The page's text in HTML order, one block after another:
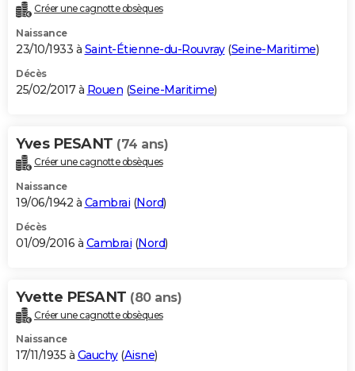
Créer une cagnotte obsèques
Naissance
23/10/1933 à Saint-Étienne-du-Rouvray(Seine-Maritime)
Décès
25/02/2017 à Rouen (Seine-Maritime)
Yves PESANT (74 ans)
Créer une cagnotte obsèques
Naissance
19/06/1942 à Cambrai (Nord)
Décès
01/09/2016 à Cambrai (Nord)
Yvette PESANT (80 ans)
Créer une cagnotte obsèques
Naissance
17/11/1935 à Gauchy(Aisne)